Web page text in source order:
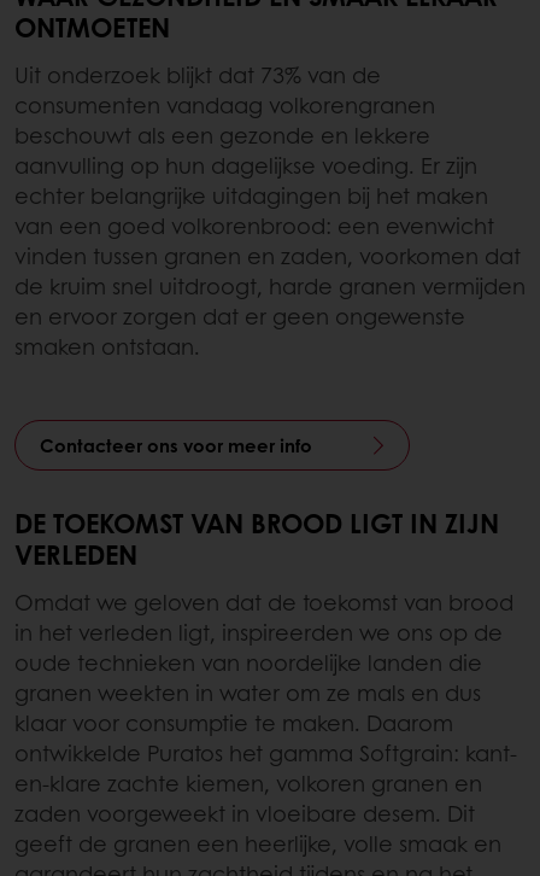
ONTMOETEN
Uit onderzoek blijkt dat 73% van de
consumenten vandaag volkorengranen
beschouwt als een gezonde en lekkere
aanvulling op hun dagelijkse voeding. Er zijn
echter belangrijke uitdagingen bij het maken
van een goed volkorenbrood: een evenwicht
vinden tussen granen en zaden, voorkomen dat
de kruim snel uitdroogt, harde granen vermijden
en ervoor zorgen dat er geen ongewenste
smaken ontstaan.
Contacteer ons voor meer info
DE TOEKOMST VAN BROOD LIGT IN ZIJN
VERLEDEN
Omdat we geloven dat de toekomst van brood
in het verleden ligt, inspireerden we ons op de
oude technieken van noordelijke landen die
granen weekten in water om ze mals en dus
klaar voor consumptie te maken. Daarom
ontwikkelde Puratos het gamma Softgrain: kant-
en-klare zachte kiemen, volkoren granen en
zaden voorgeweekt in vloeibare desem. Dit
geeft de granen een heerlijke, volle smaak en